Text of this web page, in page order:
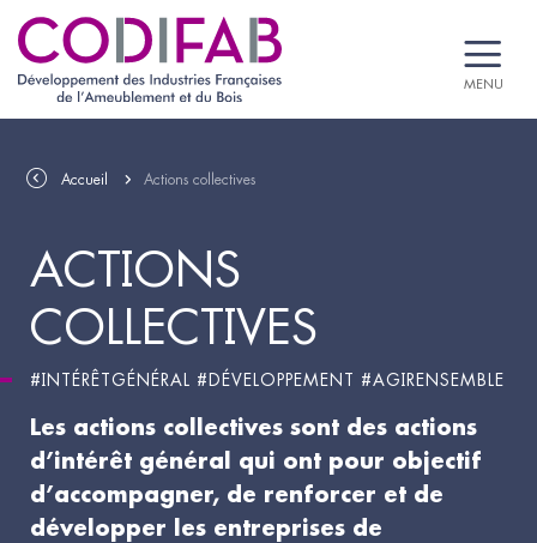
MENU
Accueil Actions collectives
ACTIONS
COLLECTIVES
#INTÉRÊTGÉNÉRAL #DÉVELOPPEMENT #AGIRENSEMBLE
Les actions collectives sont des actions
d’intérêt général qui ont pour objectif
d’accompagner, de renforcer et de
développer les entreprises de